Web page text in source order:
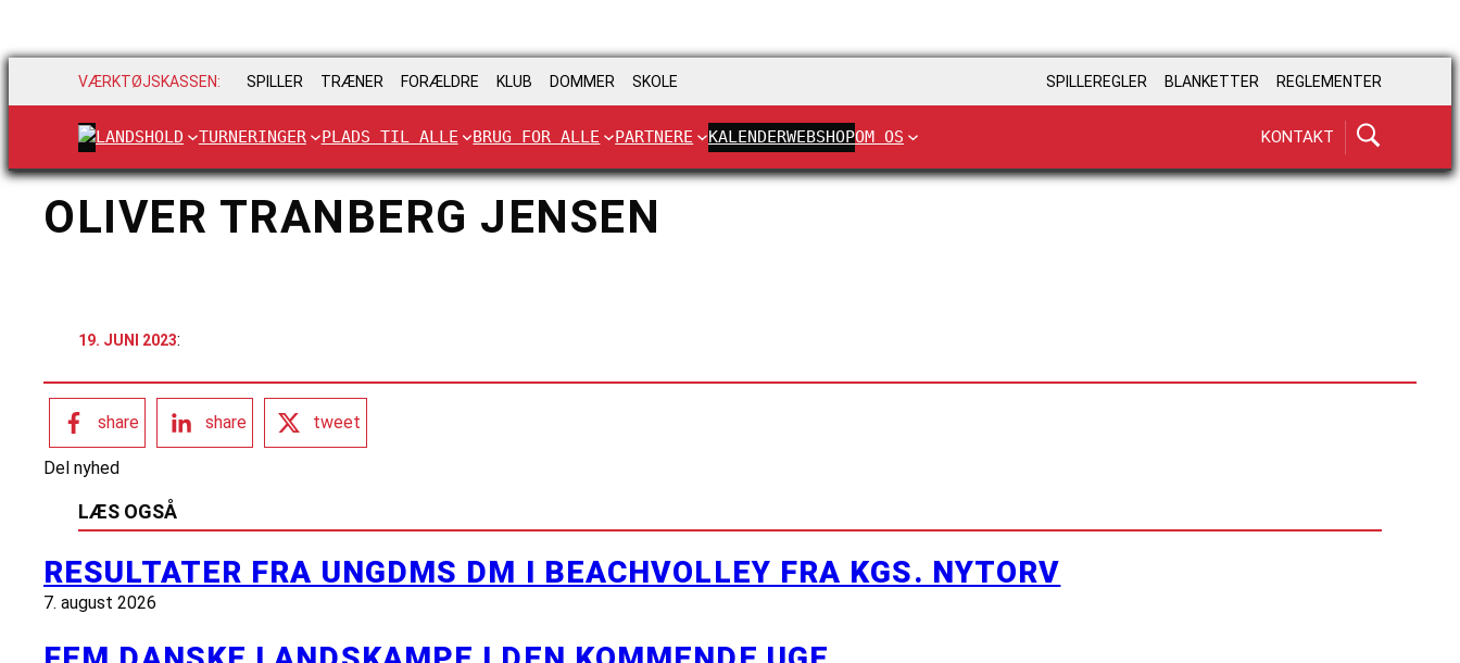
VÆRKTØJSKASSEN: SPILLER TRÆNER FORÆLDRE KLUB DOMMER SKOLE SPILLEREGLER BLANKETTER REGLEMENTER
LANDSHOLD TURNERINGER PLADS TIL ALLE BRUG FOR ALLE PARTNERE KALENDERWEBSHOPOM OS KONTAKT
OLIVER TRANBERG JENSEN
19. JUNI 2023:
share share tweet
Del nyhed
LÆS OGSÅ
RESULTATER FRA UNGDMS DM I BEACHVOLLEY FRA KGS. NYTORV
7. august 2026